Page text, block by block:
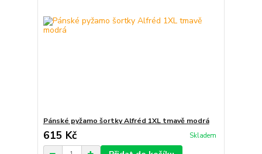
Pánské pyžamo šortky Alfréd 1XL tmavě modrá
615 Kč Skladem